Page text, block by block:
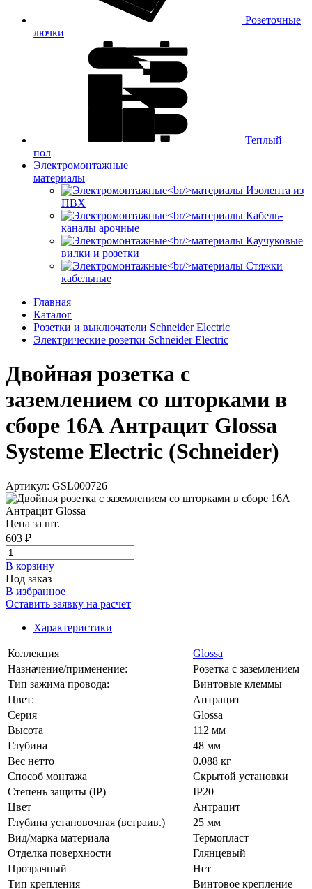
Розеточные
лючки
Теплый
пол
Электромонтажные
материалы
Изолента из
ПВХ
Кабель-
каналы арочные
Каучуковые
вилки и розетки
Стяжки
кабельные
Главная
Каталог
Розетки и выключатели Schneider Electric
Электрические розетки Schneider Electric
Двойная розетка с
заземлением со шторками в
сборе 16А Антрацит Glossa
Systeme Electric (Schneider)
Артикул: GSL000726
Цена за шт.
603 ₽
В корзинy
Под заказ
В избранное
Оставить заявку на расчет
Характеристики
Коллекция
Glossa
Назначение/применение:
Розетка с заземлением
Тип зажима провода:
Винтовые клеммы
Цвет:
Антрацит
Серия
Glossa
Высота
112 мм
Глубина
48 мм
Вес нетто
0.088 кг
Способ монтажа
Скрытой установки
Степень защиты (IP)
IP20
Цвет
Антрацит
Глубина установочная (встраив.)
25 мм
Вид/марка материала
Термопласт
Отделка поверхности
Глянцевый
Прозрачный
Нет
Тип крепления
Винтовое крепление